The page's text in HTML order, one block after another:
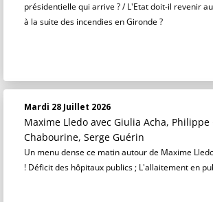
présidentielle qui arrive ? / L'Etat doit-il revenir
à la suite des incendies en Gironde ?
Mardi 28 Juillet 2026
Maxime Lledo avec Giulia Acha, Philippe
Chabourine, Serge Guérin
Un menu dense ce matin autour de Maxime
! Déficit des hôpitaux publics ; L'allaitement en